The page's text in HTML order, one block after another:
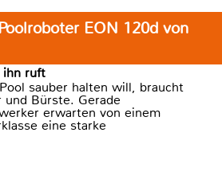
EON 120d von
ihn ruft
sauber halten will, braucht
und Bürste. Gerade
erwarten von einem
eine starke